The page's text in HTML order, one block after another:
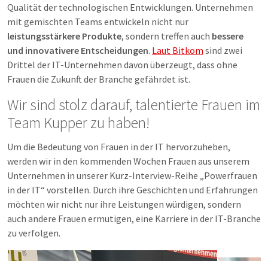
Qualität der technologischen Entwicklungen. Unternehmen
mit gemischten Teams entwickeln nicht nur
leistungsstärkere Produkte, sondern treffen auch bessere
und innovativere Entscheidungen. Laut Bitkom sind zwei
Drittel der IT-Unternehmen davon überzeugt, dass ohne
Frauen die Zukunft der Branche gefährdet ist.
Wir sind stolz darauf, talentierte Frauen im
Team Kupper zu haben!
Um die Bedeutung von Frauen in der IT hervorzuheben,
werden wir in den kommenden Wochen Frauen aus unserem
Unternehmen in unserer Kurz-Interview-Reihe „Powerfrauen
in der IT“ vorstellen. Durch ihre Geschichten und Erfahrungen
möchten wir nicht nur ihre Leistungen würdigen, sondern
auch andere Frauen ermutigen, eine Karriere in der IT-Branche
zu verfolgen.